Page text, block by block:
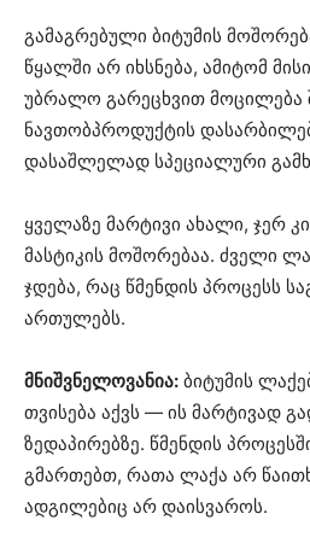
გამაგრებული ბიტუმის
წყალში არ იხსნება, ამიტომ
უბრალო გარეცხვით მოცილება
ნავთობპროდუქტის
დასაშლელად სპეციალური
ყველაზე მარტივი ახალი, ჯერ
მასტიკის მოშორებაა. ძველი
ჯდება, რაც წმენდის პროცესს
ართულებს.
მნიშვნელოვანია: ბიტუმის
თვისება აქვს — ის მარტივად
ზედაპირებზე. წმენდის
გმართებთ, რათა ლაქა არ
ადგილებიც არ დაისვაროს.